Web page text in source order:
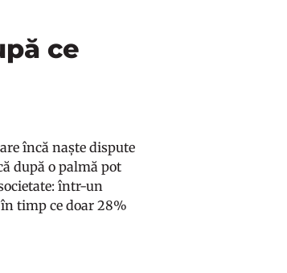
ce
încă naște dispute
după o palmă pot
într-un
timp ce doar 28%